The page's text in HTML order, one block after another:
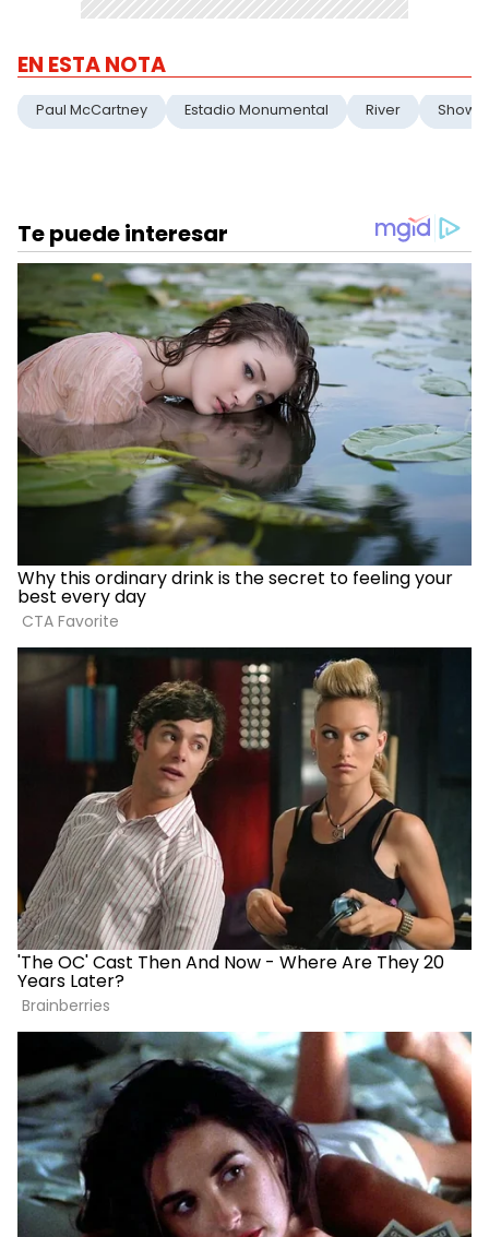
EN ESTA NOTA
Paul McCartney Estadio Monumental River Show